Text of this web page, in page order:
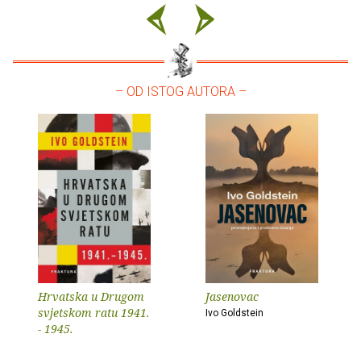
– OD ISTOG AUTORA –
Hrvatska u Drugom
svjetskom ratu 1941.
- 1945.
Jasenovac
Ivo Goldstein